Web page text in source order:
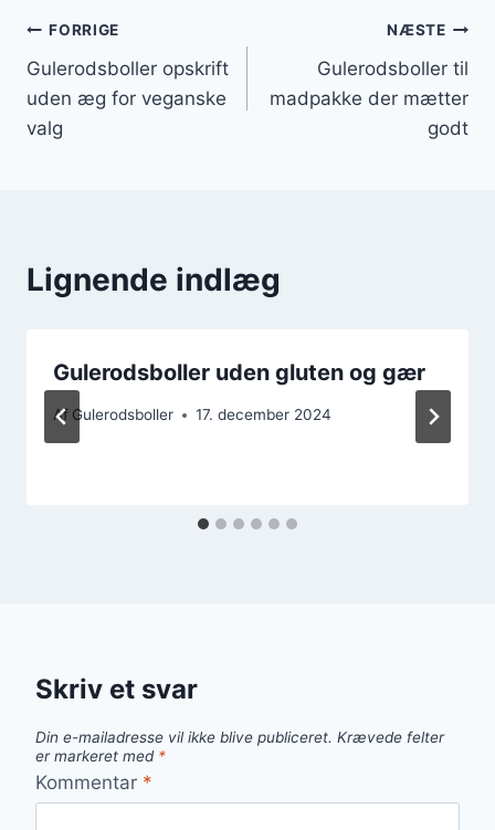
Indlægsnavigation
FORRIGE
Gulerodsboller opskrift
uden æg for veganske
valg
NÆSTE
Gulerodsboller til
madpakke der mætter
godt
Lignende indlæg
Gulerodsboller uden gluten og gær
Af Gulerodsboller 17. december 2024
Skriv et svar
Din e-mailadresse vil ikke blive publiceret. Krævede felter
er markeret med *
Kommentar *